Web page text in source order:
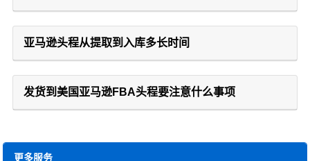
亚马逊头程从提取到入库多长时间
发货到美国亚马逊FBA头程要注意什么事项
更多服务